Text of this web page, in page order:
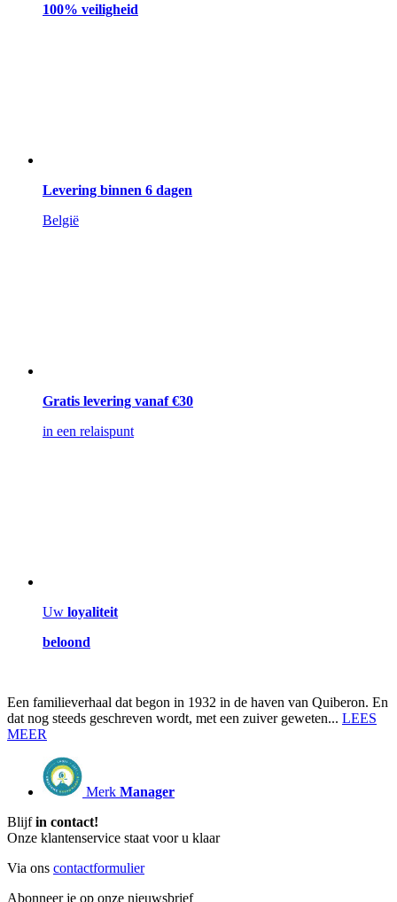
100% veiligheid
Levering binnen 6 dagen
België
Gratis levering vanaf €30
in een relaispunt
Uw loyaliteit
beloond
Een familieverhaal dat begon in 1932 in de haven van Quiberon. En
dat nog steeds geschreven wordt, met een zuiver geweten... LEES
MEER
Merk Manager
Blijfin contact!
Onze klantenservice staat voor u klaar
Via ons contactformulier
Abonneer je op onze nieuwsbrief